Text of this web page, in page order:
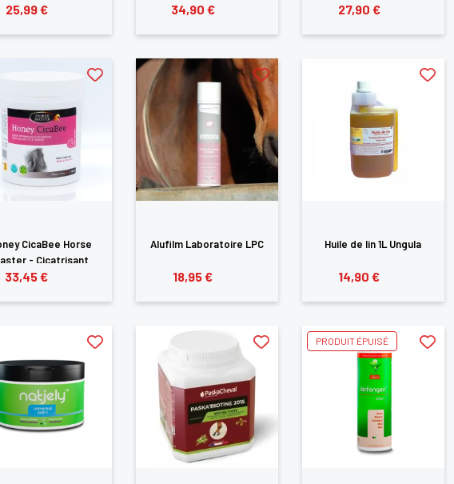
25,99 € 34,90 € 27,90 €
CicaBee Horse
- Cicatrisant
33,45 €
Alufilm Laboratoire LPC
18,95 €
Huile de lin 1L Ungula
14,90 €
PRODUIT ÉPUISÉ